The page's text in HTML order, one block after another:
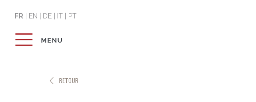
FR EN DE IT PT
RETOUR